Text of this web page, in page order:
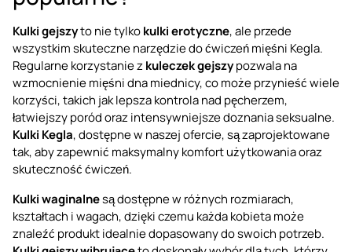
Kulki gejszyto nie tylkokulki erotyczne, ale przede
wszystkim skuteczne narzędzie do ćwiczeń mięśni Kegla.
Regularne korzystanie zkuleczek gejszypozwala na
wzmocnienie mięśni dna miednicy, co może przynieść wiele
korzyści, takich jak lepsza kontrola nad pęcherzem,
łatwiejszy poród oraz intensywniejsze doznania seksualne.
Kulki Kegla, dostępne w naszej ofercie, są zaprojektowane
tak, aby zapewnić maksymalny komfort użytkowania oraz
skuteczność ćwiczeń.
Kulki waginalnesą dostępne w różnych rozmiarach,
kształtach i wagach, dzięki czemu każda kobieta może
znaleźć produkt idealnie dopasowany do swoich potrzeb.